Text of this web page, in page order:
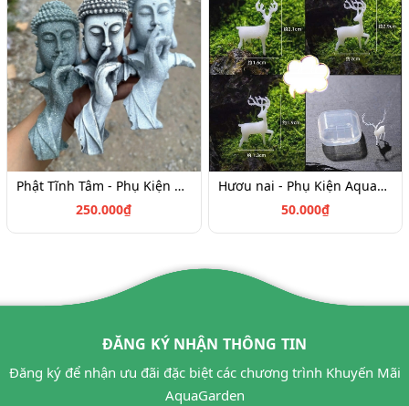
Phật Tĩnh Tâm - Phụ Kiện Aquagarden
250.000₫
Hươu nai - Phụ Kiện Aquagarden
50.000₫
ĐĂNG KÝ NHẬN THÔNG TIN
Đăng ký để nhận ưu đãi đặc biệt các chương trình Khuyến Mãi
AquaGarden